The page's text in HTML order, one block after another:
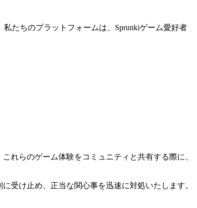
たちのプラットフォームは、Sprunkiゲーム愛好者
れらのゲーム体験をコミュニティと共有する際に、
受け止め、正当な関心事を迅速に対処いたします。